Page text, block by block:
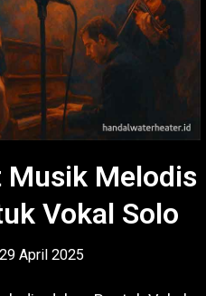
Musik Melodis
Vokal Solo
29 April 2025